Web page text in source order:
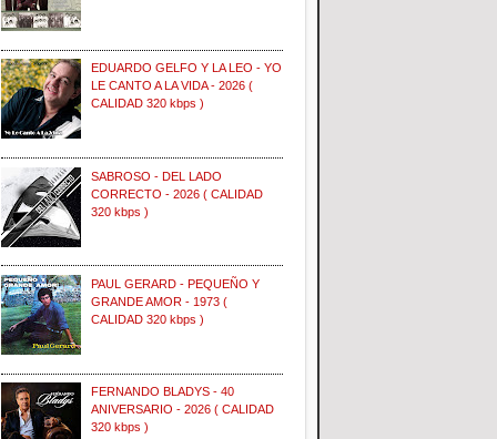
EDUARDO GELFO Y LA LEO - YO
LE CANTO A LA VIDA - 2026 (
CALIDAD 320 kbps )
SABROSO - DEL LADO
CORRECTO - 2026 ( CALIDAD
320 kbps )
PAUL GERARD - PEQUEÑO Y
GRANDE AMOR - 1973 (
CALIDAD 320 kbps )
FERNANDO BLADYS - 40
ANIVERSARIO - 2026 ( CALIDAD
320 kbps )